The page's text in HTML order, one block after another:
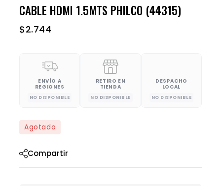
CABLE HDMI 1.5MTS PHILCO (44315)
$2.744
ENVÍO A
REGIONES
NO DISPONIBLE
RETIRO EN
TIENDA
NO DISPONIBLE
DESPACHO
LOCAL
NO DISPONIBLE
Agotado
Compartir